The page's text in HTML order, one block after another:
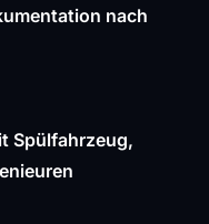
nach
Spülfahrzeug,